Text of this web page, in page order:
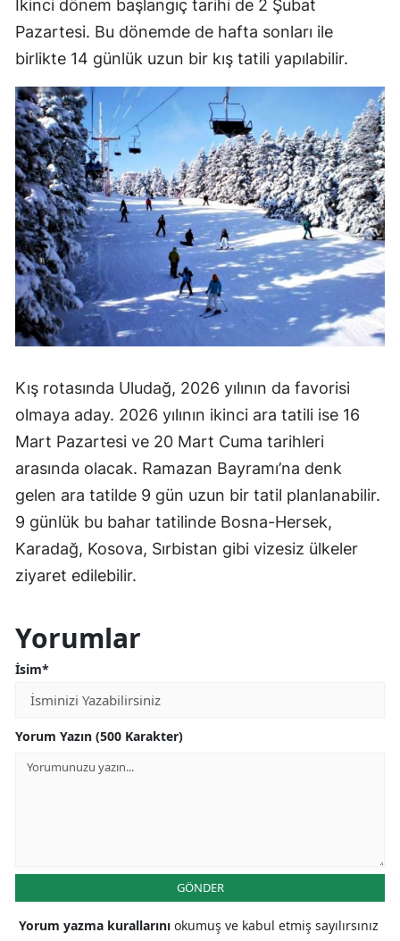
İkinci dönem başlangıç tarihi de 2 Şubat
Pazartesi. Bu dönemde de hafta sonları ile
birlikte 14 günlük uzun bir kış tatili yapılabilir.
Kış rotasında Uludağ, 2026 yılının da favorisi
olmaya aday. 2026 yılının ikinci ara tatili ise 16
Mart Pazartesi ve 20 Mart Cuma tarihleri
arasında olacak. Ramazan Bayramı’na denk
gelen ara tatilde 9 gün uzun bir tatil planlanabilir.
9 günlük bu bahar tatilinde Bosna-Hersek,
Karadağ, Kosova, Sırbistan gibi vizesiz ülkeler
ziyaret edilebilir.
Yorumlar
İsim*
Yorum Yazın (500 Karakter)
GÖNDER
Yorum yazma kurallarını okumuş ve kabul etmiş sayılırsınız